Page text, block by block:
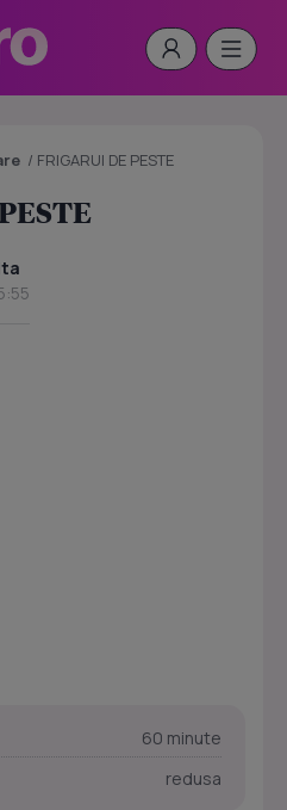
/ FRIGARUI DE PESTE
60 minute
redusa